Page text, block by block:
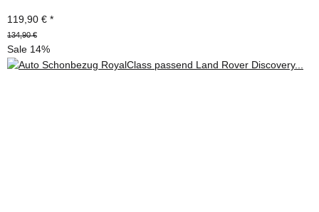
119,90 € *
134,90 €
Sale 14%